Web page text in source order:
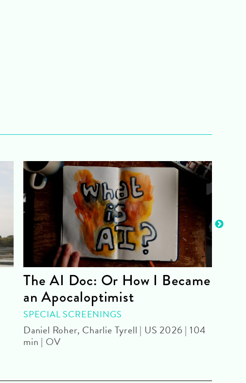
The AI Doc: Or How I Became
an Apocaloptimist
SPECIAL SCREENINGS
Daniel Roher, Charlie Tyrell | US 2026 | 104
min | OV